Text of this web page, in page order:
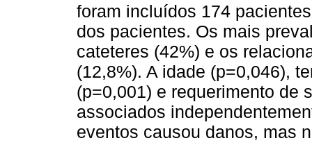
foram incluídos 174
dos pacientes. Os mais
cateteres (42%) e os
(12,8%). A idade (p=0,046),
(p=0,001) e requerimento de
associados
eventos causou danos, mas